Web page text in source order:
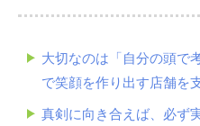
大切なのは「自分の頭で
で笑顔を作り出す店舗を
真剣に向き合えば、必ず